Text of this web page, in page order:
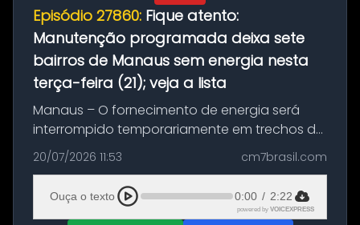
Episódio 27860: Fique atento:
Manutenção programada deixa sete
bairros de Manaus sem energia nesta
terça-feira (21); veja a lista
Manaus – O fornecimento de energia será
interrompido temporariamente em trechos de
sete bairros de Manaus nesta terça-feira (21).
A suspensão programada ocorrerá para a
execução de serviços de manuten...
20/07/2026 11:53 cm7brasil.com
Ouça o texto 0:00 / 2:22
powered by VOICEXPRESS